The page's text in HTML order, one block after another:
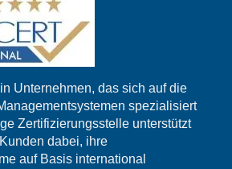
Unternehmen, das sich auf die
spezialisiert
Zertifizierungsstelle unterstützt
dabei, ihre
auf Basis international